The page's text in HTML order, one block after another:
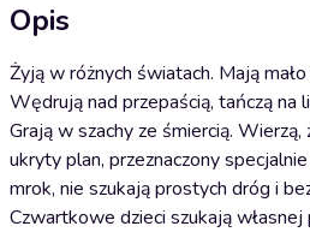
Opis
Żyją w różnych światach. Mają
Wędrują nad przepaścią, tańczą na
Grają w szachy ze śmiercią.
ukryty plan, przeznaczony
mrok, nie szukają prostych dróg i
Czwartkowe dzieci szukają własnej